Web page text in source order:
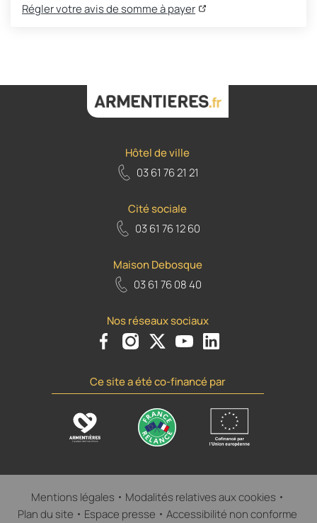
Régler votre avis de somme à payer
Hôtel de ville
03 61 76 21 21
Cité sociale
03 61 76 12 60
Maison Debosque
03 61 76 08 40
Nos réseaux sociaux
Voir le compte Facebook de la Ville
Voir le compte Instagram de la Ville
Voir le compte Twiiter de la Ville
Voir le compte Youtube de
Voir le compte Flickr
Ce site a été co-financé par
Mentions légales
Modalités relatives aux cookies
Plan du site
Espace presse Accessibilité non conforme